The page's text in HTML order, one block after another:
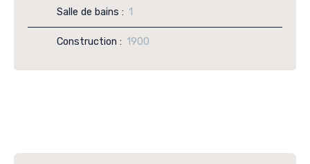
Salle de bains : 1
Construction : 1900